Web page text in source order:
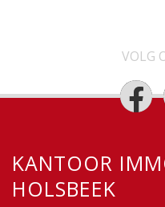
VOLG
KANTOOR
HOLSBEEK